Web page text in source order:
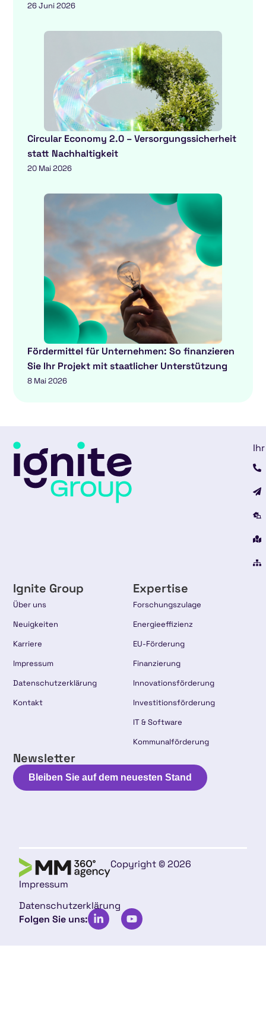
26 Juni 2026
Circular Economy 2.0 – Versorgungssicherheit
statt Nachhaltigkeit
20 Mai 2026
Fördermittel für Unternehmen: So finanzieren
Sie Ihr Projekt mit staatlicher Unterstützung
8 Mai 2026
Ignite Group
Über uns
Neuigkeiten
Karriere
Impressum
Datenschutzerklärung
Kontakt
Expertise
Forschungszulage
Energieeffizienz
EU-Förderung
Finanzierung
Innovationsförderung
Investitionsförderung
IT & Software
Kommunalförderung
Newsletter
Bleiben Sie auf dem neuesten Stand
Copyright © 2026
Impressum
Datenschutzerklärung
Folgen Sie uns: